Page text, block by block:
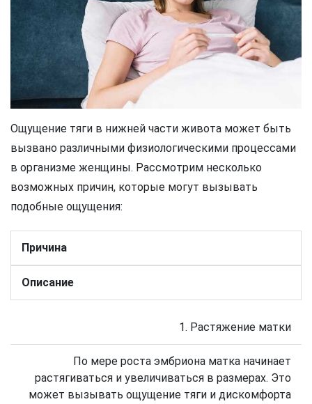
Ощущение тяги в нижней части живота может быть
вызвано различными физиологическими процессами
в организме женщины. Рассмотрим несколько
возможных причин, которые могут вызывать
подобные ощущения:
Причина
Описание
1. Растяжение матки
По мере роста эмбриона матка начинает
растягиваться и увеличиваться в размерах. Это
может вызывать ощущение тяги и дискомфорта